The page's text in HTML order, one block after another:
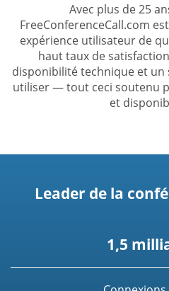
Avec plus de 25
FreeConferenceCall.com
expérience utilisateur de
haut taux de
disponibilité technique et un
utiliser — tout ceci soutenu
et
Leader de la
1,5